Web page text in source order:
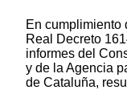
En cumplimiento
Real Decreto
informes del
y de la Agencia
de Cataluña,